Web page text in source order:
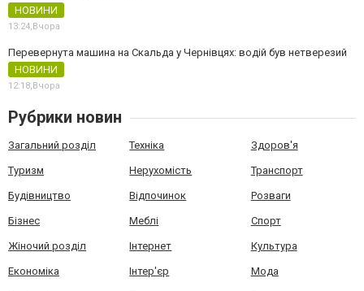
НОВИНИ
13:24, Вчора
Перевернута машина на Скальда у Чернівцях: водій був нетверезий
НОВИНИ
12:18, Вчора
Рубрики новин
Загальний розділ Техніка Здоров'я
Туризм Нерухомість Транспорт
Будівництво Відпочинок Розваги
Бізнес Меблі Спорт
Жіночий розділ Інтернет Культура
Економіка Інтер'єр Мода